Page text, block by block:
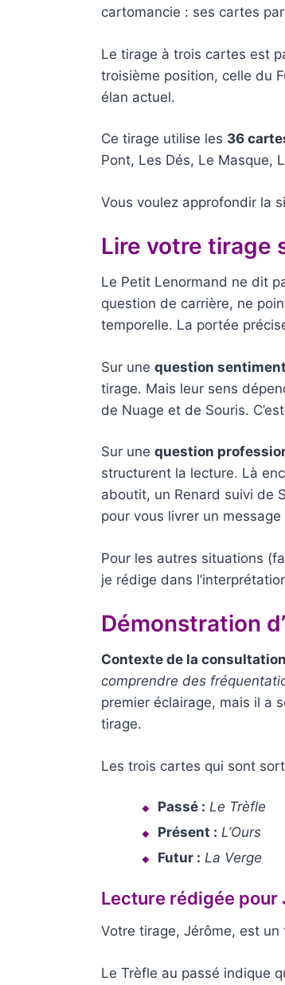
cartomancie : ses cartes
Le tirage à trois cartes est
troisième position, celle du
élan actuel.
Ce tirage utilise les 36
Pont, Les Dés, Le Masque,
Vous voulez approfondir la
Lire votre tirage
Le Petit Lenormand ne dit
question de carrière, ne
temporelle. La portée
Sur une question
tirage. Mais leur sens
de Nuage et de Souris.
Sur une question
structurent la lecture. Là
aboutit, un Renard suivi de
pour vous livrer un
Pour les autres situations
je rédige dans
Démonstration
Contexte de la
comprendre des
premier éclairage, mais il a
tirage.
Les trois cartes qui sont
Passé : Le Trèfle
Présent : L’Ours
Futur : La Verge
Lecture rédigée pour
Votre tirage, Jérôme, est un
Le Trèfle au passé indique